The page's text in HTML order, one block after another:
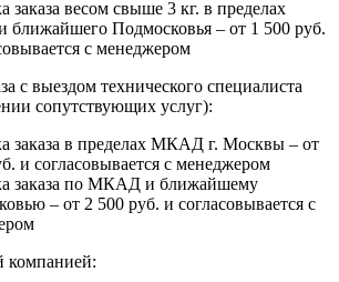
заказа весом свыше 3 кг. в пределах
Подмосковья – от 1 500 руб.
с менеджером
с выездом технического специалиста
сопутствующих услуг):
заказа в пределах МКАД г. Москвы – от
и согласовывается с менеджером
заказа по МКАД и ближайшему
– от 2 500 руб. и согласовывается с
компанией: